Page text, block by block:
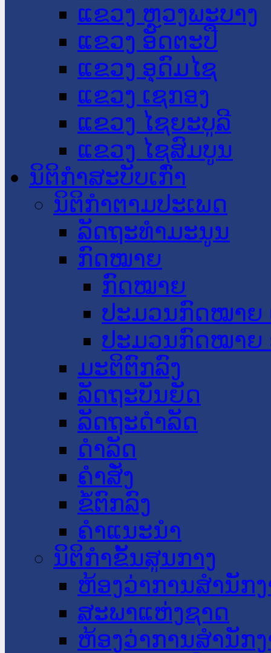
ແຂວງ ຫຼວງພະບາງ
ແຂວງ ອັດຕະປື
ແຂວງ ອຸດົມໄຊ
ແຂວງ ເຊກອງ
ແຂວງ ໄຊຍະບູລີ
ແຂວງ ໄຊສົມບູນ
ນິຕິກໍາສະບັບເກົ່າ
ນິຕິກຳຕາມປະເພດ
ລັດຖະທໍາມະນູນ
ກົດໝາຍ
ກົດໝາຍ
ປະມວນກົດໝາຍ
ປະມວນກົດໝາຍ
ມະຕິຕົກລົງ
ລັດຖະບັນຍັດ
ລັດຖະດໍາລັດ
ດໍາລັດ
ຄໍາສັ່ງ
ຂໍ້ຕົກລົງ
ຄໍາແນະນໍາ
ນິຕິກໍາຂັ້ນສູນກາງ
ຫ້ອງວ່າການສໍານັກ
ສະພາແຫ່ງຊາດ
ຫ້ອງວ່າການສຳນັກ